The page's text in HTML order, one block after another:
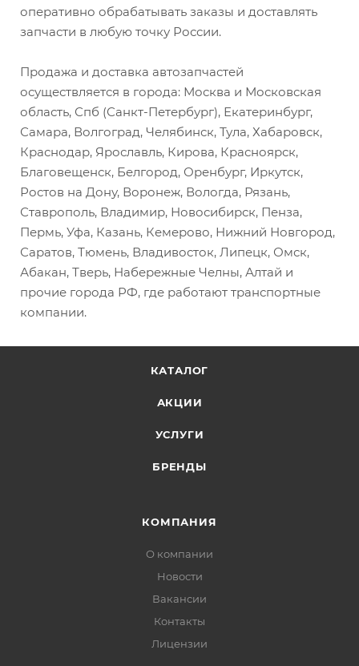
оперативно обрабатывать заказы и доставлять
запчасти в любую точку России.
Продажа и доставка автозапчастей
осуществляется в города: Москва и Московская
область, Спб (Санкт-Петербург), Екатеринбург,
Самара, Волгоград, Челябинск, Тула, Хабаровск,
Краснодар, Ярославль, Кирова, Красноярск,
Благовещенск, Белгород, Оренбург, Иркутск,
Ростов на Дону, Воронеж, Вологда, Рязань,
Ставрополь, Владимир, Новосибирск, Пенза,
Пермь, Уфа, Казань, Кемерово, Нижний Новгород,
Саратов, Тюмень, Владивосток, Липецк, Омск,
Абакан, Тверь, Набережные Челны, Алтай и
прочие города РФ, где работают транспортные
компании.
КАТАЛОГ
АКЦИИ
УСЛУГИ
БРЕНДЫ
КОМПАНИЯ
О компании
Новости
Вакансии
Контакты
Лицензии